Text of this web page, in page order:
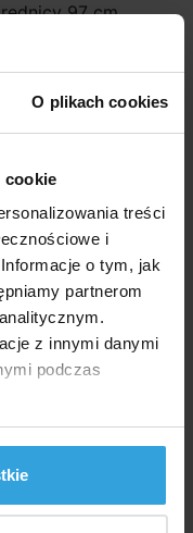
O plikach cookies
cookie
treści
i
o tym, jak
partnerom
z innymi danymi
podczas
97 cm
młodszym, jak
jako
z aktualną
cena dotyczy
w uwagach do